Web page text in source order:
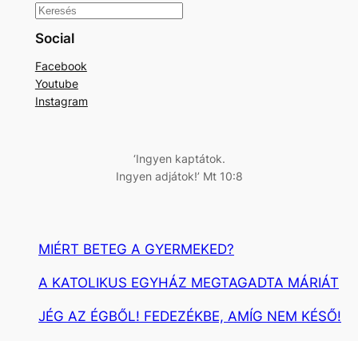
K
e
e
s
Social
Facebook
Youtube
Instagram
‘Ingyen kaptátok.
Ingyen adjátok!’ Mt 10:8
MIÉRT BETEG A GYERMEKED?
A KATOLIKUS EGYHÁZ MEGTAGADTA MÁRIÁT
JÉG AZ ÉGBŐL! FEDEZÉKBE, AMÍG NEM KÉSŐ!